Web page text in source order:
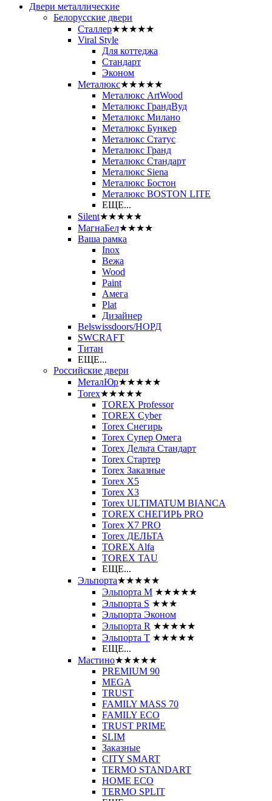
Двери металлические
Белорусские двери
Сталлер★★★★★
Viral Style
Для коттеджа
Стандарт
Эконом
Металюкс★★★★★
Металюкс ArtWood
Металюкс ГрандВуд
Металюкс Милано
Металюкс Бункер
Металюкс Статус
Металюкс Гранд
Металюкс Стандарт
Металюкс Siena
Металюкс Бостон
Металюкс BOSTON LITE
ЕЩЕ...
Silent★★★★★
МагнаБел★★★★
Ваша рамка
Inox
Вежа
Wood
Paint
Амега
Plat
Дизайнер
Belswissdoors/НОРД
SWCRAFT
Титан
ЕЩЕ...
Российские двери
МеталЮр★★★★★
Torex★★★★★
TOREX Professor
TOREX Cyber
Torex Снегирь
Torex Супер Омега
Torex Дельта Стандарт
Torex Стартер
Torex Заказные
Torex Х5
Torex Х3
Torex ULTIMATUM BIANCA
TOREX СНЕГИРЬ PRO
Torex X7 PRO
Torex ДЕЛЬТА
TOREX Alfa
TOREX TAU
ЕЩЕ...
Эльпорта★★★★★
Эльпорта M ★★★★★
Эльпорта S ★★★
Эльпорта Эконом
Эльпорта R ★★★★★
Эльпорта Т ★★★★★
ЕЩЕ...
Мастино★★★★★
PREMIUM 90
MEGA
TRUST
FAMILY MASS 70
FAMILY ECO
TRUST PRIME
SLIM
Заказные
CITY SMART
TERMO STANDART
HOME ECO
ТЕRМО SPLIT